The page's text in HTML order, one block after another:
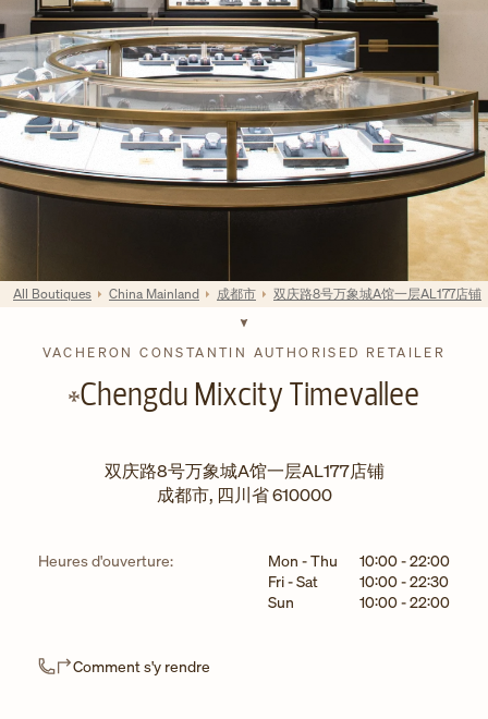
VACHERON CONSTANTIN AUTHORISED RETAILER
Chengdu Mixcity Timevallee
双庆路8号万象城A馆一层AL177店铺
成都市, 四川省610000
Heures d'ouverture: Jour de la semaineHoraires
Mon - Thu 10:00-22:00
Fri - Sat
10:00-22:30
Sun
10:00-22:00
Comment s'y rendre
All Boutiques China Mainland 成都市 双庆路8号万象城A馆一层AL177店铺